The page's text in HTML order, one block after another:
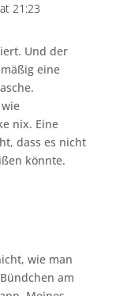
21:23
Und der
eine
nix. Eine
dass es nicht
könnte.
wie man
am